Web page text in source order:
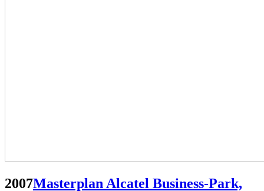
2007Masterplan Alcatel Business-Park,